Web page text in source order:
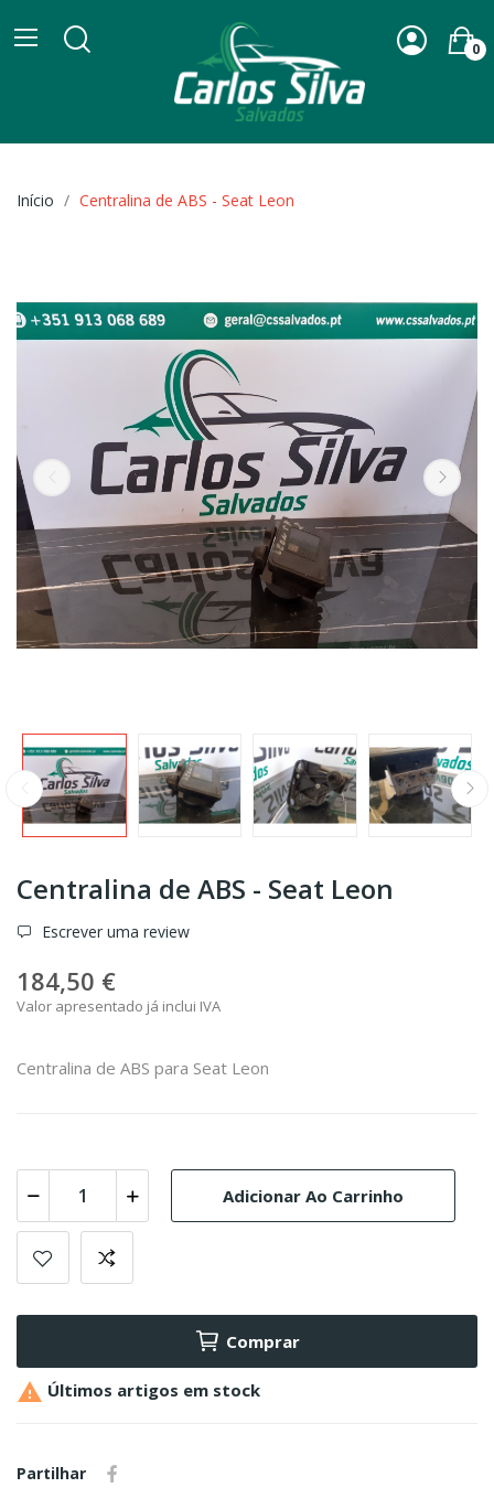
0
Início Centralina de ABS - Seat Leon
Centralina de ABS - Seat Leon
Escrever uma review
184,50 €
Valor apresentado já inclui IVA
Centralina de ABS para Seat Leon
Adicionar Ao Carrinho
Comprar
 Últimos artigos em stock
Partilhar